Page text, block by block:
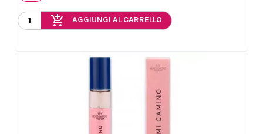
add_shopping_cart AGGIUNGI AL CARRELLO